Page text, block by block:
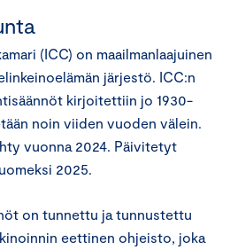
(ICC) on maailmanlaajuinen
järjestö. ICC:n
kirjoitettiin jo 1930-
noin viiden vuoden välein.
vuonna 2024. Päivitetyt
2025.
on tunnettu ja tunnustettu
eettinen ohjeisto, joka